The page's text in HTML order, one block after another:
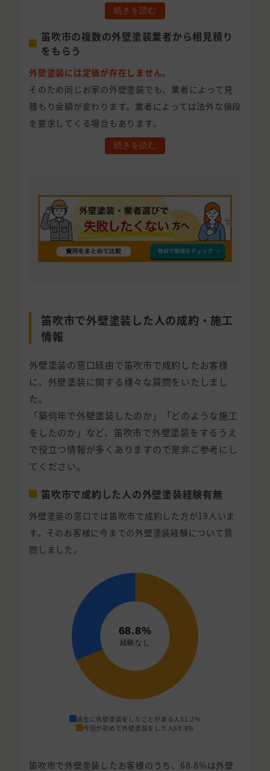
続きを読む
笛吹市の複数の外壁塗装業者から相見積り
をもらう
外壁塗装には定価が存在しません。
そのため同じお家の外壁塗装でも、業者によって見
積もり金額が変わります。業者によっては法外な値段
を要求してくる場合もあります。
続きを読む
笛吹市で外壁塗装した人の成約・施工
情報
外壁塗装の窓口経由で笛吹市で成約したお客様
に、外壁塗装に関する様々な質問をいたしまし
た。
「築何年で外壁塗装したのか」「どのような施工
をしたのか」など、笛吹市で外壁塗装をするうえ
で役立つ情報が多くありますので是非ご参考にし
てください。
笛吹市で成約した人の外壁塗装経験有無
外壁塗装の窓口では笛吹市で成約した方が19人いま
す。そのお客様に今までの外壁塗装経験について質
問しました。
過去に外壁塗装をしたことがある人 31.2%
今回が初めて外壁塗装をした人68.8%
笛吹市で外壁塗装したお客様のうち、68.8%は外壁